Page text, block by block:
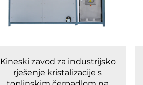
Kineski zavod za industrijsko
rješenje kristalizacije s